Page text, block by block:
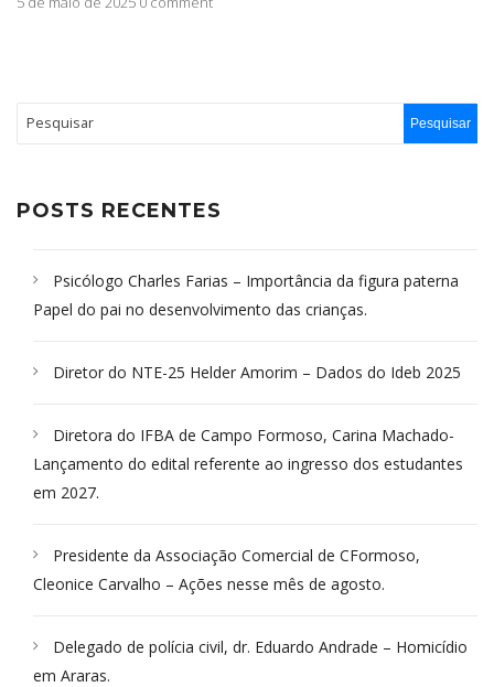
POSTS RECENTES
Psicólogo Charles Farias – Importância da figura paterna
Papel do pai no desenvolvimento das crianças.
Diretor do NTE-25 Helder Amorim – Dados do Ideb 2025
Diretora do IFBA de Campo Formoso, Carina Machado-
Lançamento do edital referente ao ingresso dos estudantes
em 2027.
Presidente da Associação Comercial de CFormoso,
Cleonice Carvalho – Ações nesse mês de agosto.
Delegado de polícia civil, dr. Eduardo Andrade – Homicídio
em Araras.